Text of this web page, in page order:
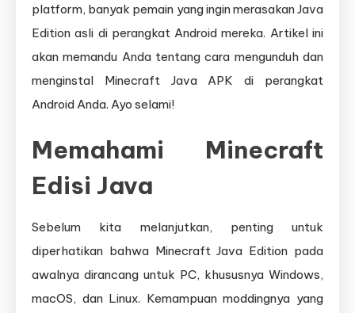
platform, banyak pemain yang ingin merasakan Java
Edition asli di perangkat Android mereka. Artikel ini
akan memandu Anda tentang cara mengunduh dan
menginstal Minecraft Java APK di perangkat
Android Anda. Ayo selami!
Memahami Minecraft
Edisi Java
Sebelum kita melanjutkan, penting untuk
diperhatikan bahwa Minecraft Java Edition pada
awalnya dirancang untuk PC, khususnya Windows,
macOS, dan Linux. Kemampuan moddingnya yang